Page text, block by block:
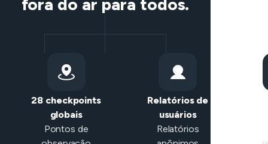
fora do ar para todos.
28 checkpoints
globais
Pontos de
Relatórios de
usuários
Relatórios